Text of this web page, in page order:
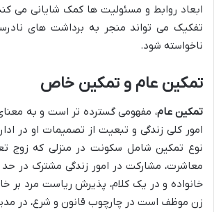
ابعاد روابط و مسئولیت ها کمک شایانی می
تفکیک می تواند منجر به برداشت های
ناخواسته شود.
تمکین عام و تمکین خاص
تمکین عام، مفهومی گسترده تر است و به
امور کلی زندگی و تبعیت از تصمیمات او در
نوع تمکین شامل سکونت در منزلی که زوج
معاشرت، مشارکت در امور زندگی مشترک در
خانواده و در یک کلام، پذیرش ریاست مرد بر
زن موظف است در چارچوب قانون و شرع، در